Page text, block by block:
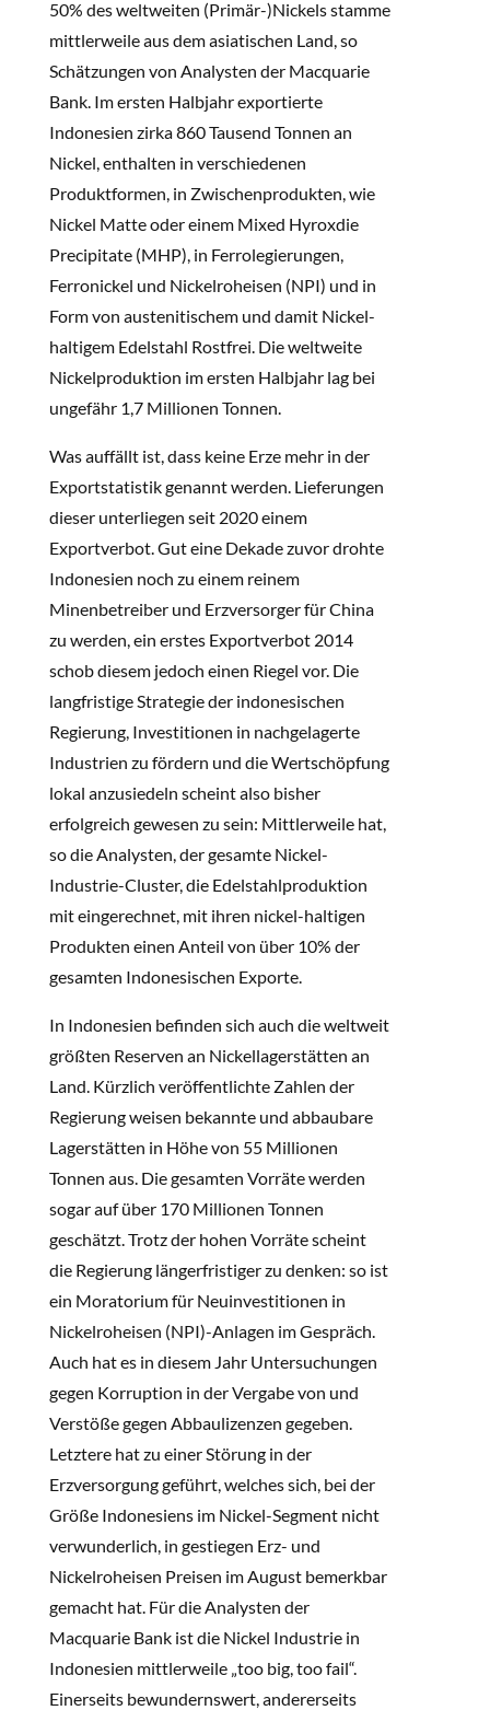
50% des weltweiten (Primär-)Nickels stamme
mittlerweile aus dem asiatischen Land, so
Schätzungen von Analysten der Macquarie
Bank. Im ersten Halbjahr exportierte
Indonesien zirka 860 Tausend Tonnen an
Nickel, enthalten in verschiedenen
Produktformen, in Zwischenprodukten, wie
Nickel Matte oder einem Mixed Hyroxdie
Precipitate (MHP), in Ferrolegierungen,
Ferronickel und Nickelroheisen (NPI) und in
Form von austenitischem und damit Nickel-
haltigem Edelstahl Rostfrei. Die weltweite
Nickelproduktion im ersten Halbjahr lag bei
ungefähr 1,7 Millionen Tonnen.
Was auffällt ist, dass keine Erze mehr in der
Exportstatistik genannt werden. Lieferungen
dieser unterliegen seit 2020 einem
Exportverbot. Gut eine Dekade zuvor drohte
Indonesien noch zu einem reinem
Minenbetreiber und Erzversorger für China
zu werden, ein erstes Exportverbot 2014
schob diesem jedoch einen Riegel vor. Die
langfristige Strategie der indonesischen
Regierung, Investitionen in nachgelagerte
Industrien zu fördern und die Wertschöpfung
lokal anzusiedeln scheint also bisher
erfolgreich gewesen zu sein: Mittlerweile hat,
so die Analysten, der gesamte Nickel-
Industrie-Cluster, die Edelstahlproduktion
mit eingerechnet, mit ihren nickel-haltigen
Produkten einen Anteil von über 10% der
gesamten Indonesischen Exporte.
In Indonesien befinden sich auch die weltweit
größten Reserven an Nickellagerstätten an
Land. Kürzlich veröffentlichte Zahlen der
Regierung weisen bekannte und abbaubare
Lagerstätten in Höhe von 55 Millionen
Tonnen aus. Die gesamten Vorräte werden
sogar auf über 170 Millionen Tonnen
geschätzt. Trotz der hohen Vorräte scheint
die Regierung längerfristiger zu denken: so ist
ein Moratorium für Neuinvestitionen in
Nickelroheisen (NPI)-Anlagen im Gespräch.
Auch hat es in diesem Jahr Untersuchungen
gegen Korruption in der Vergabe von und
Verstöße gegen Abbaulizenzen gegeben.
Letztere hat zu einer Störung in der
Erzversorgung geführt, welches sich, bei der
Größe Indonesiens im Nickel-Segment nicht
verwunderlich, in gestiegen Erz- und
Nickelroheisen Preisen im August bemerkbar
gemacht hat. Für die Analysten der
Macquarie Bank ist die Nickel Industrie in
Indonesien mittlerweile „too big, too fail“.
Einerseits bewundernswert, andererseits